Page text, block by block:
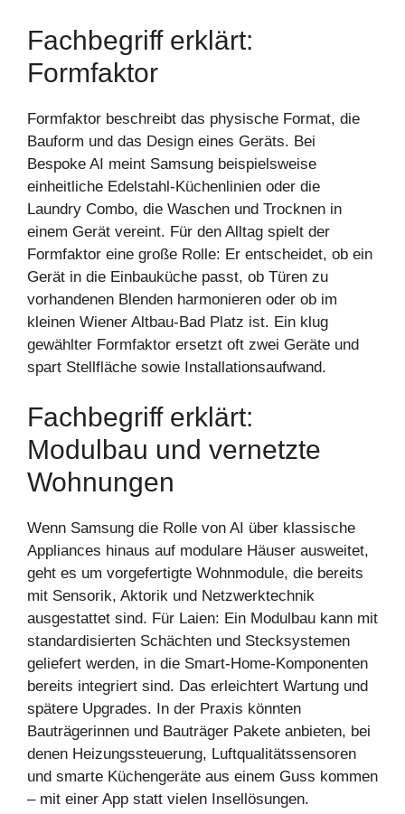
Fachbegriff erklärt:
Formfaktor
Formfaktor beschreibt das physische Format, die
Bauform und das Design eines Geräts. Bei
Bespoke AI meint Samsung beispielsweise
einheitliche Edelstahl-Küchenlinien oder die
Laundry Combo, die Waschen und Trocknen in
einem Gerät vereint. Für den Alltag spielt der
Formfaktor eine große Rolle: Er entscheidet, ob ein
Gerät in die Einbauküche passt, ob Türen zu
vorhandenen Blenden harmonieren oder ob im
kleinen Wiener Altbau-Bad Platz ist. Ein klug
gewählter Formfaktor ersetzt oft zwei Geräte und
spart Stellfläche sowie Installationsaufwand.
Fachbegriff erklärt:
Modulbau und vernetzte
Wohnungen
Wenn Samsung die Rolle von AI über klassische
Appliances hinaus auf modulare Häuser ausweitet,
geht es um vorgefertigte Wohnmodule, die bereits
mit Sensorik, Aktorik und Netzwerktechnik
ausgestattet sind. Für Laien: Ein Modulbau kann mit
standardisierten Schächten und Stecksystemen
geliefert werden, in die Smart-Home-Komponenten
bereits integriert sind. Das erleichtert Wartung und
spätere Upgrades. In der Praxis könnten
Bauträgerinnen und Bauträger Pakete anbieten, bei
denen Heizungssteuerung, Luftqualitätssensoren
und smarte Küchengeräte aus einem Guss kommen
– mit einer App statt vielen Insellösungen.